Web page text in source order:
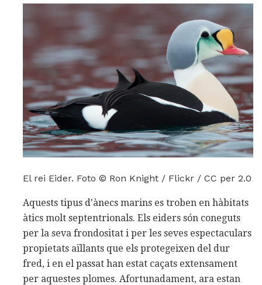
El rei Eider. Foto © Ron Knight / Flickr / CC per 2.0
Aquests tipus d'ànecs marins es troben en hàbitats
àtics molt septentrionals. Els eiders són coneguts
per la seva frondositat i per les seves espectaculars
propietats aïllants que els protegeixen del dur
fred, i en el passat han estat caçats extensament
per aquestes plomes. Afortunadament, ara estan